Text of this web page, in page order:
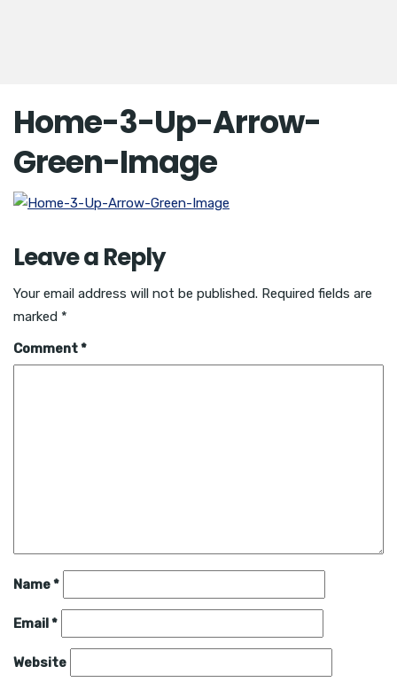
Home-3-Up-Arrow-
Green-Image
Leave a Reply
Your email address will not be published. Required fields are
marked *
Comment*
Name*
Email*
Website